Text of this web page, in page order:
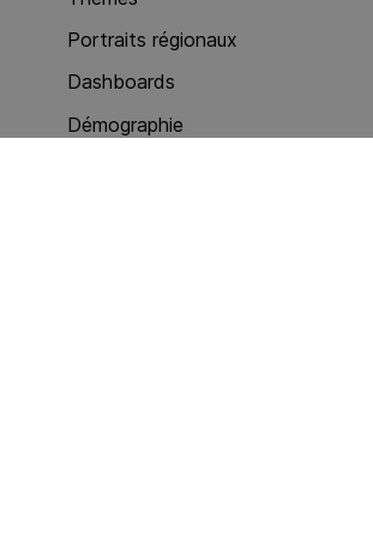
Portraits régionaux
Dashboards
Démographie